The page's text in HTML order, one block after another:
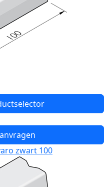
zwart 100